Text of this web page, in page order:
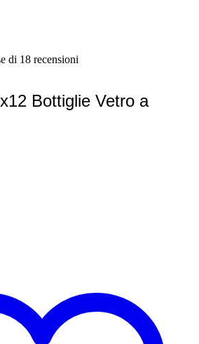
di 18 recensioni
Bottiglie Vetro a